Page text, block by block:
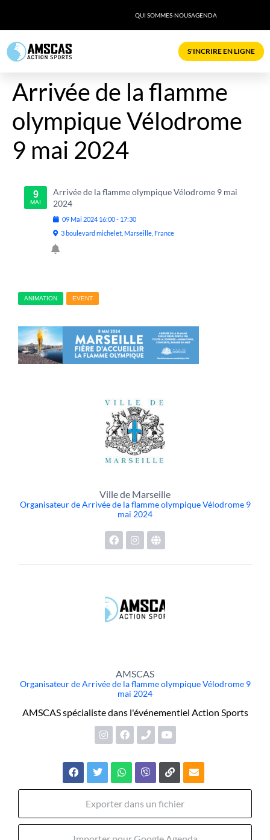
QUI SOMMES-NOUSAGENDA
S'INCRIRE EN LIGNE
Arrivée de la flamme
olympique Vélodrome
9 mai 2024
9
MAI
Arrivée de la flamme olympique Vélodrome 9 mai
2024
09 Mai 2024 16:00- 17:30
3 boulevard michelet, Marseille, France
ANIMATION EVENT
Ville de Marseille
Organisateur de Arrivée de la flamme olympique Vélodrome 9
mai 2024
AMSCAS
Organisateur de Arrivée de la flamme olympique Vélodrome 9
mai 2024
AMSCAS spécialiste dans l'événementiel Action Sports
Exporter dans un fichier